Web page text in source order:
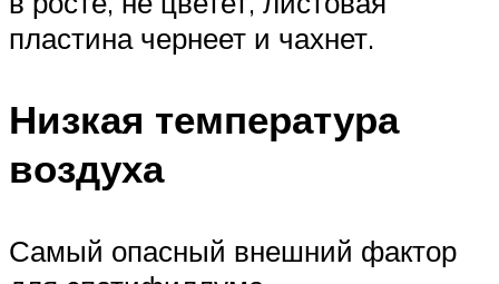
пластина чернеет и чахнет.
Низкая температура
воздуха
Самый опасный внешний фактор